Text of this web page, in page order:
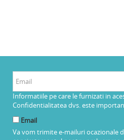
Informatiile pe care le furnizati in
Confidentialitatea dvs. este
Email
Va vom trimite e-mailuri ocazionale